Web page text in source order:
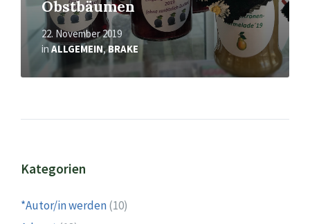
Obstbäumen
22. November 2019
in ALLGEMEIN,BRAKE
Kategorien
*Autor/in werden(10)